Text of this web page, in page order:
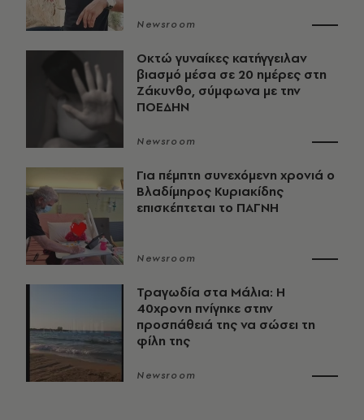
Newsroom
Οκτώ γυναίκες κατήγγειλαν
βιασμό μέσα σε 20 ημέρες στη
Ζάκυνθο, σύμφωνα με την
ΠΟΕΔΗΝ
Newsroom
Για πέμπτη συνεχόμενη χρονιά ο
Βλαδίμηρος Κυριακίδης
επισκέπτεται το ΠΑΓΝΗ
Newsroom
Τραγωδία στα Μάλια: Η
40χρονη πνίγηκε στην
προσπάθειά της να σώσει τη
φίλη της
Newsroom